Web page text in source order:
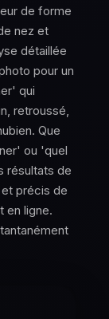
de forme
nez et
détaillée
pour un
qui
retroussé,
Que
ou 'quel
résultats de
précis de
en ligne.